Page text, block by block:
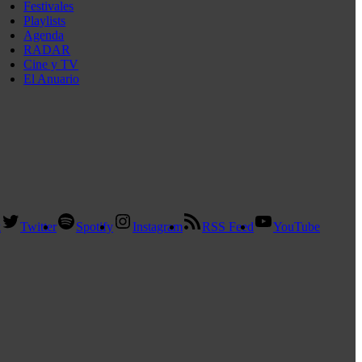
Festivales
Playlists
Agenda
RADAR
Cine y TV
El Anuario
Twitter Spotify Instagram RSS Feed YouTube